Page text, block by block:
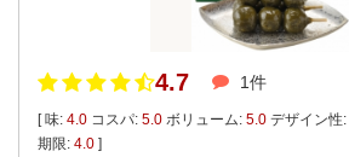
4.7 1件
[ 味: 4.0 コスパ: 5.0 ボリューム: 5.0 デザイン性:
期限: 4.0 ]